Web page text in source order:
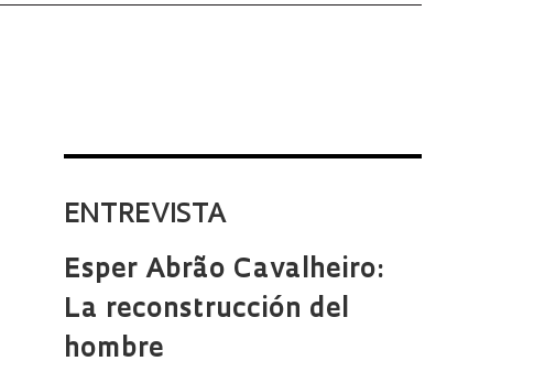
ENTREVISTA
Esper Abrão Cavalheiro:
La reconstrucción del
hombre